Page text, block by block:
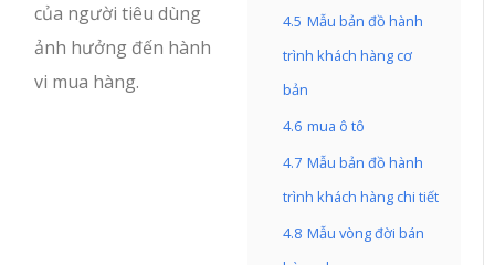
4.5 Mẫu bản đồ hành
trình khách hàng cơ
bản
4.6 mua ô tô
4.7 Mẫu bản đồ hành
trình khách hàng chi tiết
4.8 Mẫu vòng đời bán
của người tiêu dùng
ảnh hưởng đến hành
vi mua hàng.